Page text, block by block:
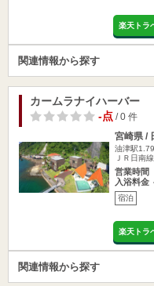
楽天トラ
関連情報から探す
カームラナイハーバー
-点 / 0 件
宮崎県 /
油津駅
ＪＲ日南
営業時間
入浴料金
宿泊
楽天トラ
関連情報から探す